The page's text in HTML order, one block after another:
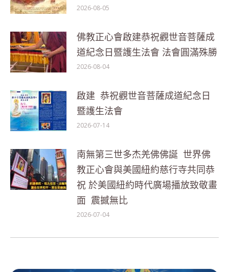
2026-08-05
佛教正心會啟建恭祝觀世音菩薩成
道紀念日暨護生法會 法會圓滿殊勝
2026-08-04
啟建 恭祝觀世音菩薩成道紀念日
暨護生法會
2026-07-14
南無第三世多杰羌佛佛誕 世界佛
教正心會與美國紐約慈行寺共同恭
祝 於美國紐約時代廣場播放致敬畫
面 震撼無比
2026-07-04